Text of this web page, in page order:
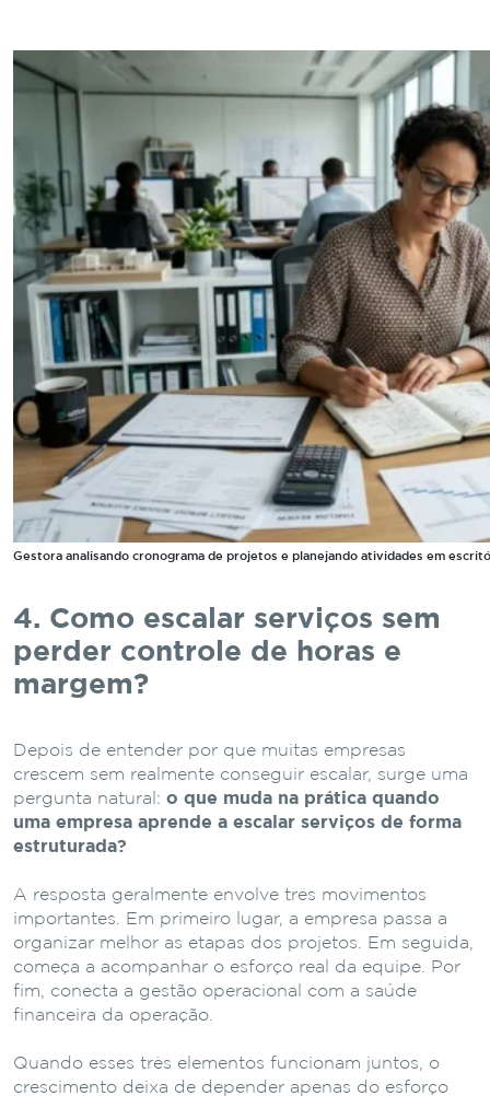
Gestora analisando cronograma de projetos e planejando atividades em
4. Como escalar serviços sem
perder controle de horas e
margem?
Depois de entender por que muitas empresas
crescem sem realmente conseguir escalar, surge uma
pergunta natural: o que muda na prática quando
uma empresa aprende a escalar serviços de forma
estruturada?
A resposta geralmente envolve três movimentos
importantes.
Em primeiro lugar, a empresa passa a
organizar melhor as etapas dos projetos. Em seguida,
começa a acompanhar o esforço real da equipe.
Por
fim, conecta a gestão operacional com a saúde
financeira da operação.
Quando esses três elementos funcionam juntos, o
crescimento deixa de depender apenas do esforço